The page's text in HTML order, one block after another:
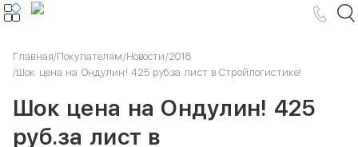
Главная/Покупателям/Новости/2018
/Шок цена на Ондулин! 425 руб.за лист в Стройлогистике!
Шок цена на Ондулин! 425
руб.за лист в